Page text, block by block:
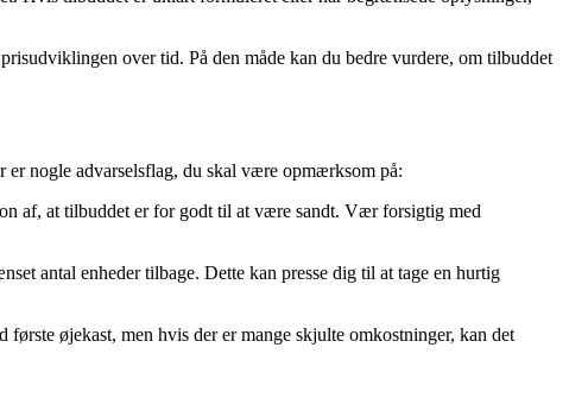
over tid. På den måde kan du bedre vurdere, om tilbuddet
nogle advarselsflag, du skal være opmærksom på:
af, at tilbuddet er for godt til at være sandt. Vær forsigtig med
antal enheder tilbage. Dette kan presse dig til at tage en hurtig
øjekast, men hvis der er mange skjulte omkostninger, kan det